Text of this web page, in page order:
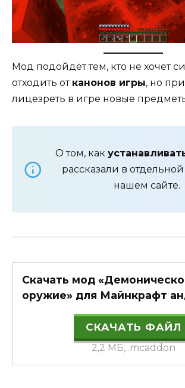
Мод подойдёт тем, кто не хочет
отходить от канонов игры, но
лицезреть в игре новые
О том, как
рассказали в отдельной
нашем сайте.
Скачать мод
оружие» для Майнкрафт
СКАЧАТЬ ФАЙЛ
2,2 МБ, .mcaddon